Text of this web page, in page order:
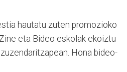
hautatu zuten promozioko
eta Bideo eskolak ekoiztu
Hona bideo-